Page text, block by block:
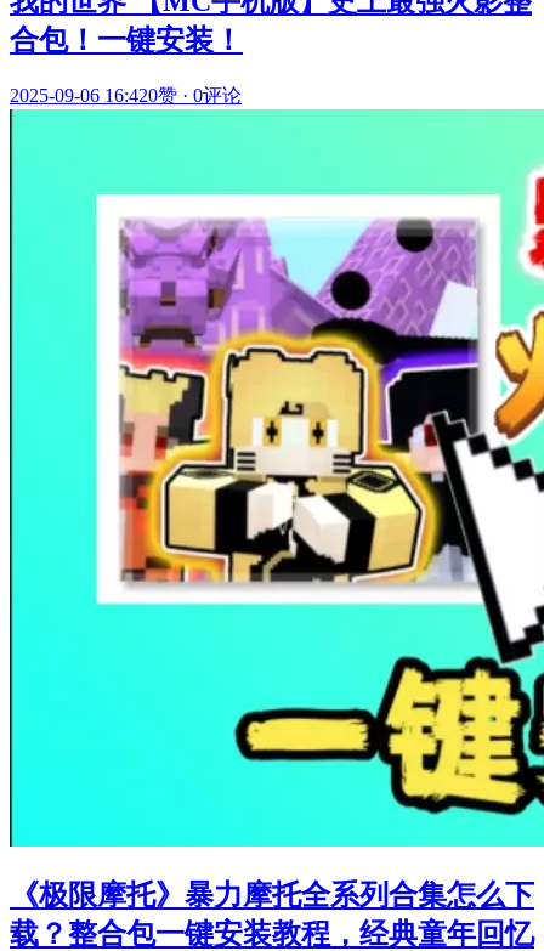
合包！一键安装！
2025-09-06 16:420赞 · 0评论
《极限摩托》暴力摩托全系列合集怎么下
载？整合包一键安装教程，经典童年回忆